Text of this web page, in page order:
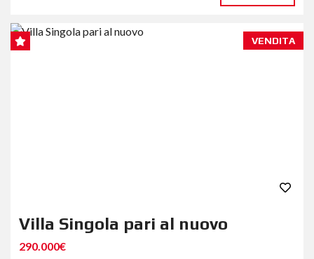
VENDITA
Villa Singola pari al nuovo
290.000€